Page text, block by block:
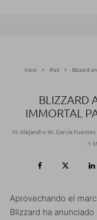
Inicio iPad Blizzard
BLIZZARD
IMMORTAL
M. Alejandro W. García Fuentes
· 1
Aprovechando el
Blizzard ha